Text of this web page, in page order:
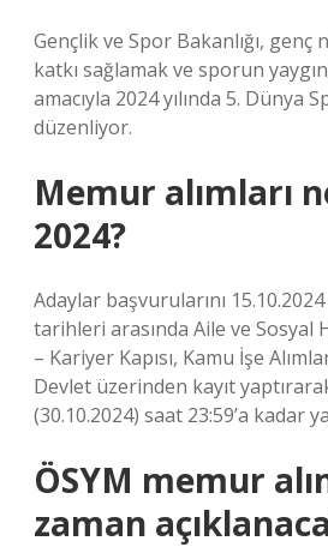
Gençlik ve Spor Bakanlığı,
katkı sağlamak ve sporun
amacıyla 2024 yılında 5. Dünya
düzenliyor.
Memur alımları
2024?
Adaylar başvurularını
tarihleri ​​arasında Aile ve Sosyal
– Kariyer Kapısı, Kamu İşe
Devlet üzerinden kayıt
(30.10.2024) saat 23:59’a kadar
ÖSYM memur
zaman